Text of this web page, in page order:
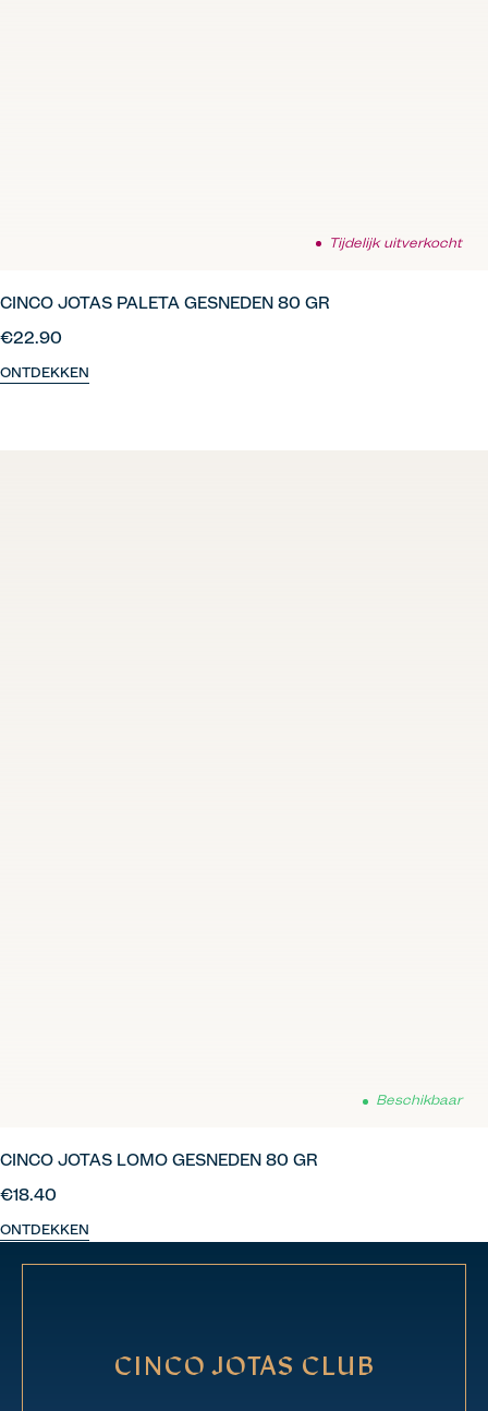
Tijdelijk uitverkocht
CINCO JOTAS PALETA GESNEDEN 80 GR
€22.90
ONTDEKKEN
Beschikbaar
CINCO JOTAS LOMO GESNEDEN 80 GR
€18.40
ONTDEKKEN
CINCO JOTAS CLUB